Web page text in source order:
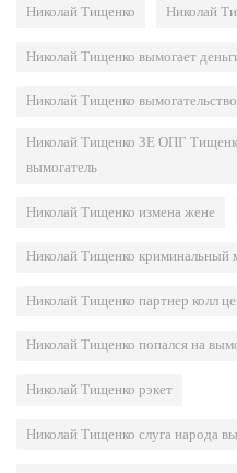
Николай Тищенко Николай
Николай Тищенко вымогает
Николай Тищенко вымогательство
Николай Тищенко ЗЕ ОПГ
вымогатель
Николай Тищенко измена жене
Николай Тищенко криминальный
Николай Тищенко партнер колл
Николай Тищенко попался на
Николай Тищенко рэкет
Николай Тищенко слуга народа